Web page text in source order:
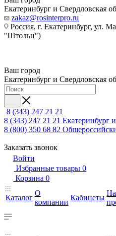
Екатеринбург и Свердловская
zakaz@rosinterpro.ru
Россия, г. Екатеринбург, ул.
"Штольц")
Ваш город
Екатеринбург и Свердловская
8 (343) 247 21 21
8 (343) 247 21 21 Екатеринбург
8 (800) 350 68 82
Заказать звонок
Войти
Избранные товары 0
Корзина 0
Каталог
О
компании
Кабинеты